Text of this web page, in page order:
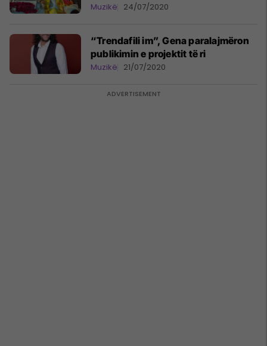
Muzikë 24/07/2020
“Trendafili im”, Gena paralajmëron
publikimin e projektit të ri
Muzikë 21/07/2020